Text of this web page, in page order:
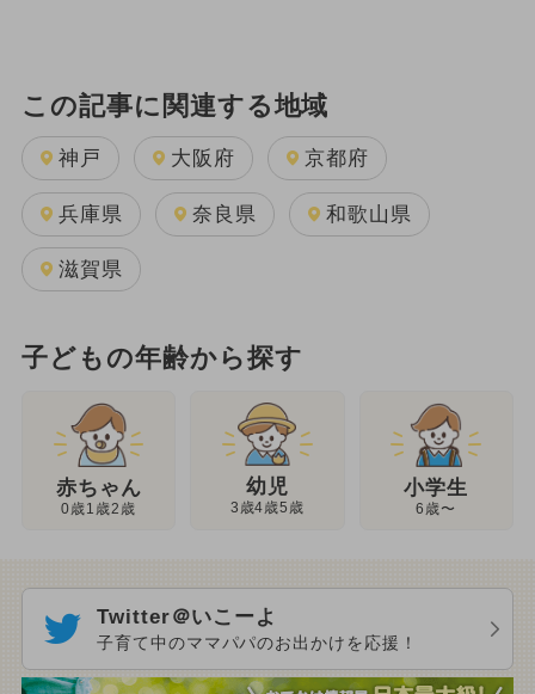
この記事に関連する地域
神戸 大阪府 京都府
兵庫県 奈良県 和歌山県
滋賀県
子どもの年齢から探す
赤ちゃん
0歳1歳2歳
幼児
3歳4歳5歳
小学生
6歳〜
Twitter＠いこーよ
子育て中のママパパのお出かけを応援！